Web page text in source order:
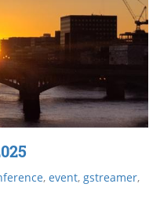
, event, gstreamer,